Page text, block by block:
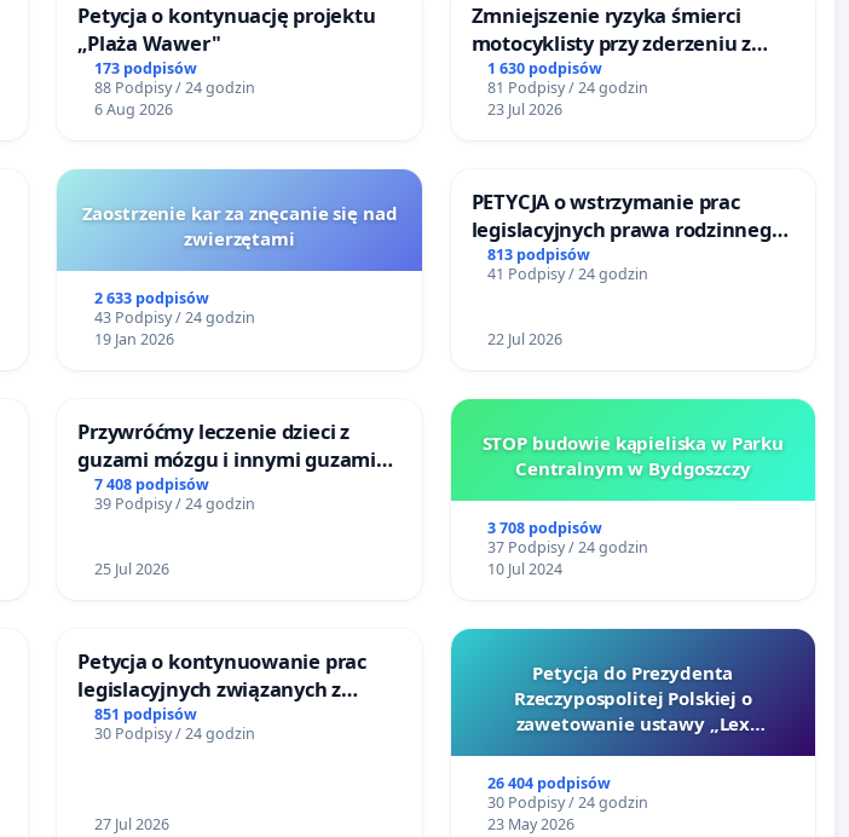
Petycja o kontynuację projektu
„Plaża Wawer"
173 podpisów
88 Podpisy / 24 godzin
6 Aug 2026
Zmniejszenie ryzyka śmierci
motocyklisty przy zderzeniu z
barierą energochłonną
1 630 podpisów
81 Podpisy / 24 godzin
23 Jul 2026
Zaostrzenie kar za znęcanie się nad
zwierzętami
2 633 podpisów
43 Podpisy / 24 godzin
19 Jan 2026
PETYCJA o wstrzymanie prac
legislacyjnych prawa rodzinnego
narażających ofiary przemocy
813 podpisów
41 Podpisy / 24 godzin
22 Jul 2026
Przywróćmy leczenie dzieci z
guzami mózgu i innymi guzami
litymi do Górnośląskiego
Centrum Zdrowia Dziecka w
7 408 podpisów
39 Podpisy / 24 godzin
25 Jul 2026
STOP budowie kąpieliska w Parku
Centralnym w Bydgoszczy
3 708 podpisów
37 Podpisy / 24 godzin
10 Jul 2024
Petycja o kontynuowanie prac
legislacyjnych związanych z
reformą prawa rodzinnego
851 podpisów
30 Podpisy / 24 godzin
27 Jul 2026
Petycja do Prezydenta
Rzeczypospolitej Polskiej o
zawetowanie ustawy „Lex
26 404 podpisów
30 Podpisy / 24 godzin
23 May 2026